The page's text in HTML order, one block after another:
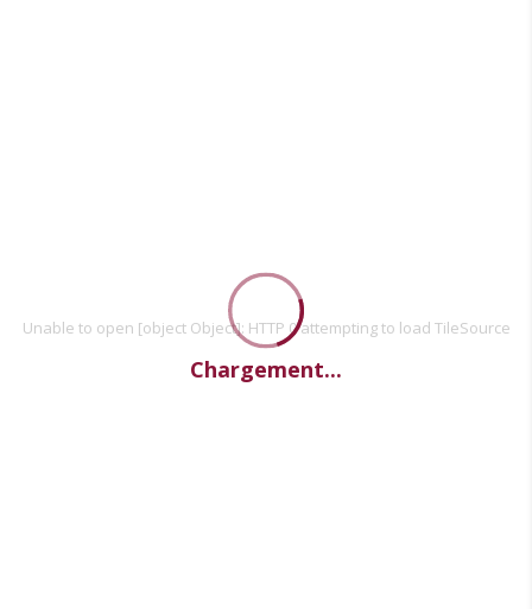
Unable to open [object Object]: HTTP 0 attempting to load TileSource
Chargement...